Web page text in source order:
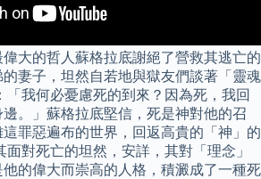
大的哲人蘇格拉底謝絕了營救其逃亡的
妻子，坦然自若地與獄友們談著「靈魂
「我何必憂慮死的到來？因為死，我回
。」蘇格拉底堅信，死是神對他的召
罪惡遍布的世界，回返高貴的「神」的
對死亡的坦然，安詳，其對「理念」
的偉大而崇高的人格，積澱成了一種死